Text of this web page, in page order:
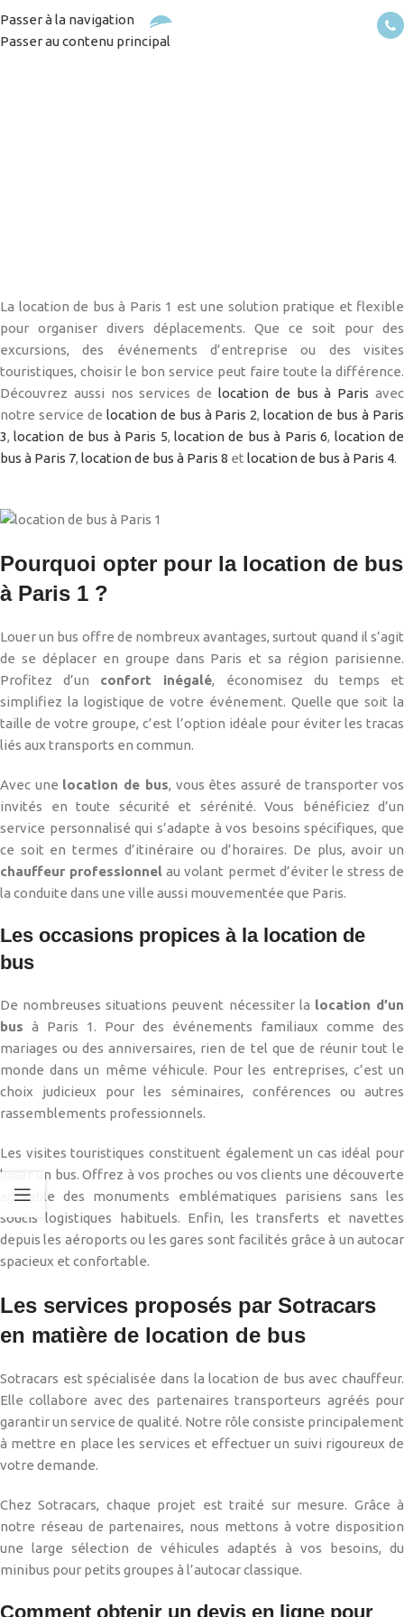
Passer à la navigation
Passer au contenu principal
MENU
La location de bus à Paris 1 est une solution pratique et flexible
pour organiser divers déplacements. Que ce soit pour des
excursions, des événements d’entreprise ou des visites
touristiques, choisir le bon service peut faire toute la différence.
Découvrez aussi nos services de location de bus à Paris avec
notre service de location de bus à Paris 2,location de bus à Paris
3,location de bus à Paris 5,location de bus à Paris 6, location de
bus à Paris 7, location de bus à Paris 8 et location de bus à Paris 4.
Pourquoi opter pour la location de bus
à Paris 1 ?
Louer un bus offre de nombreux avantages, surtout quand il s’agit
de se déplacer en groupe dans Paris et sa région parisienne.
Profitez d’un confort inégalé, économisez du temps et
simplifiez la logistique de votre événement. Quelle que soit la
taille de votre groupe, c’est l’option idéale pour éviter les tracas
liés aux transports en commun.
Avec une location de bus, vous êtes assuré de transporter vos
invités en toute sécurité et sérénité. Vous bénéficiez d’un
service personnalisé qui s’adapte à vos besoins spécifiques, que
ce soit en termes d’itinéraire ou d’horaires. De plus, avoir un
chauffeur professionnel au volant permet d’éviter le stress de
la conduite dans une ville aussi mouvementée que Paris.
Les occasions propices à la location de
bus
De nombreuses situations peuvent nécessiter la location d’un
bus à Paris 1. Pour des événements familiaux comme des
mariages ou des anniversaires, rien de tel que de réunir tout le
monde dans un même véhicule. Pour les entreprises, c’est un
choix judicieux pour les séminaires, conférences ou autres
rassemblements professionnels.
Les visites touristiques constituent également un cas idéal pour
louer un bus. Offrez à vos proches ou vos clients une découverte
agréable des monuments emblématiques parisiens sans les
soucis logistiques habituels. Enfin, les transferts et navettes
depuis les aéroports ou les gares sont facilités grâce à un autocar
spacieux et confortable.
Les services proposés par Sotracars
en matière de location de bus
Sotracars est spécialisée dans la location de bus avec chauffeur.
Elle collabore avec des partenaires transporteurs agréés pour
garantir un service de qualité. Notre rôle consiste principalement
à mettre en place les services et effectuer un suivi rigoureux de
votre demande.
Chez Sotracars, chaque projet est traité sur mesure. Grâce à
notre réseau de partenaires, nous mettons à votre disposition
une large sélection de véhicules adaptés à vos besoins, du
minibus pour petits groupes à l’autocar classique.
Comment obtenir un devis en ligne pour